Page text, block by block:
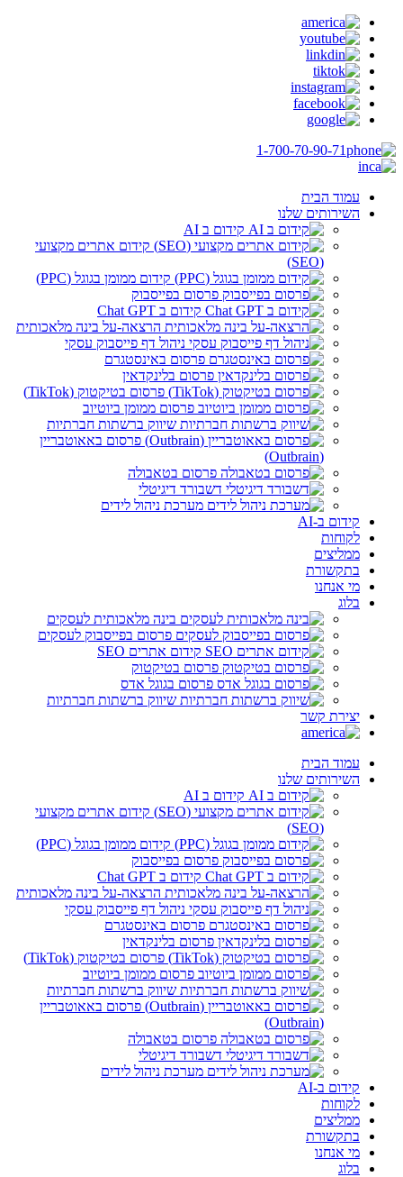
1-700-70-90-71
עמוד הבית
השירותים שלנו
קידום ב AI
קידום אתרים מקצועי
(SEO)
קידום ממומן בגוגל (PPC)
פרסום בפייסבוק
קידום ב Chat GPT
הרצאה-על בינה מלאכותית
ניהול דף פייסבוק עסקי
פרסום באינסטגרם
פרסום בלינקדאין
פרסום בטיקטוק (TikTok)
פרסום ממומן ביוטיוב
שיווק ברשתות חברתיות
פרסום באאוטבריין
(Outbrain)
פרסום בטאבולה
דשבורד דיגיטלי
מערכת ניהול לידים
קידום ב-AI
לקוחות
ממליצים
בתקשורת
מי אנחנו
בלוג
בינה מלאכותית לעסקים
פרסום בפייסבוק לעסקים
קידום אתרים SEO
פרסום בטיקטוק
פרסום בגוגל אדס
שיווק ברשתות חברתיות
יצירת קשר
עמוד הבית
השירותים שלנו
קידום ב AI
קידום אתרים מקצועי
(SEO)
קידום ממומן בגוגל (PPC)
פרסום בפייסבוק
קידום ב Chat GPT
הרצאה-על בינה מלאכותית
ניהול דף פייסבוק עסקי
פרסום באינסטגרם
פרסום בלינקדאין
פרסום בטיקטוק (TikTok)
פרסום ממומן ביוטיוב
שיווק ברשתות חברתיות
פרסום באאוטבריין
(Outbrain)
פרסום בטאבולה
דשבורד דיגיטלי
מערכת ניהול לידים
קידום ב-AI
לקוחות
ממליצים
בתקשורת
מי אנחנו
בלוג